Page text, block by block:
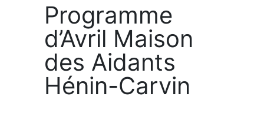
Programme
d’Avril Maison
des Aidants
Hénin-Carvin